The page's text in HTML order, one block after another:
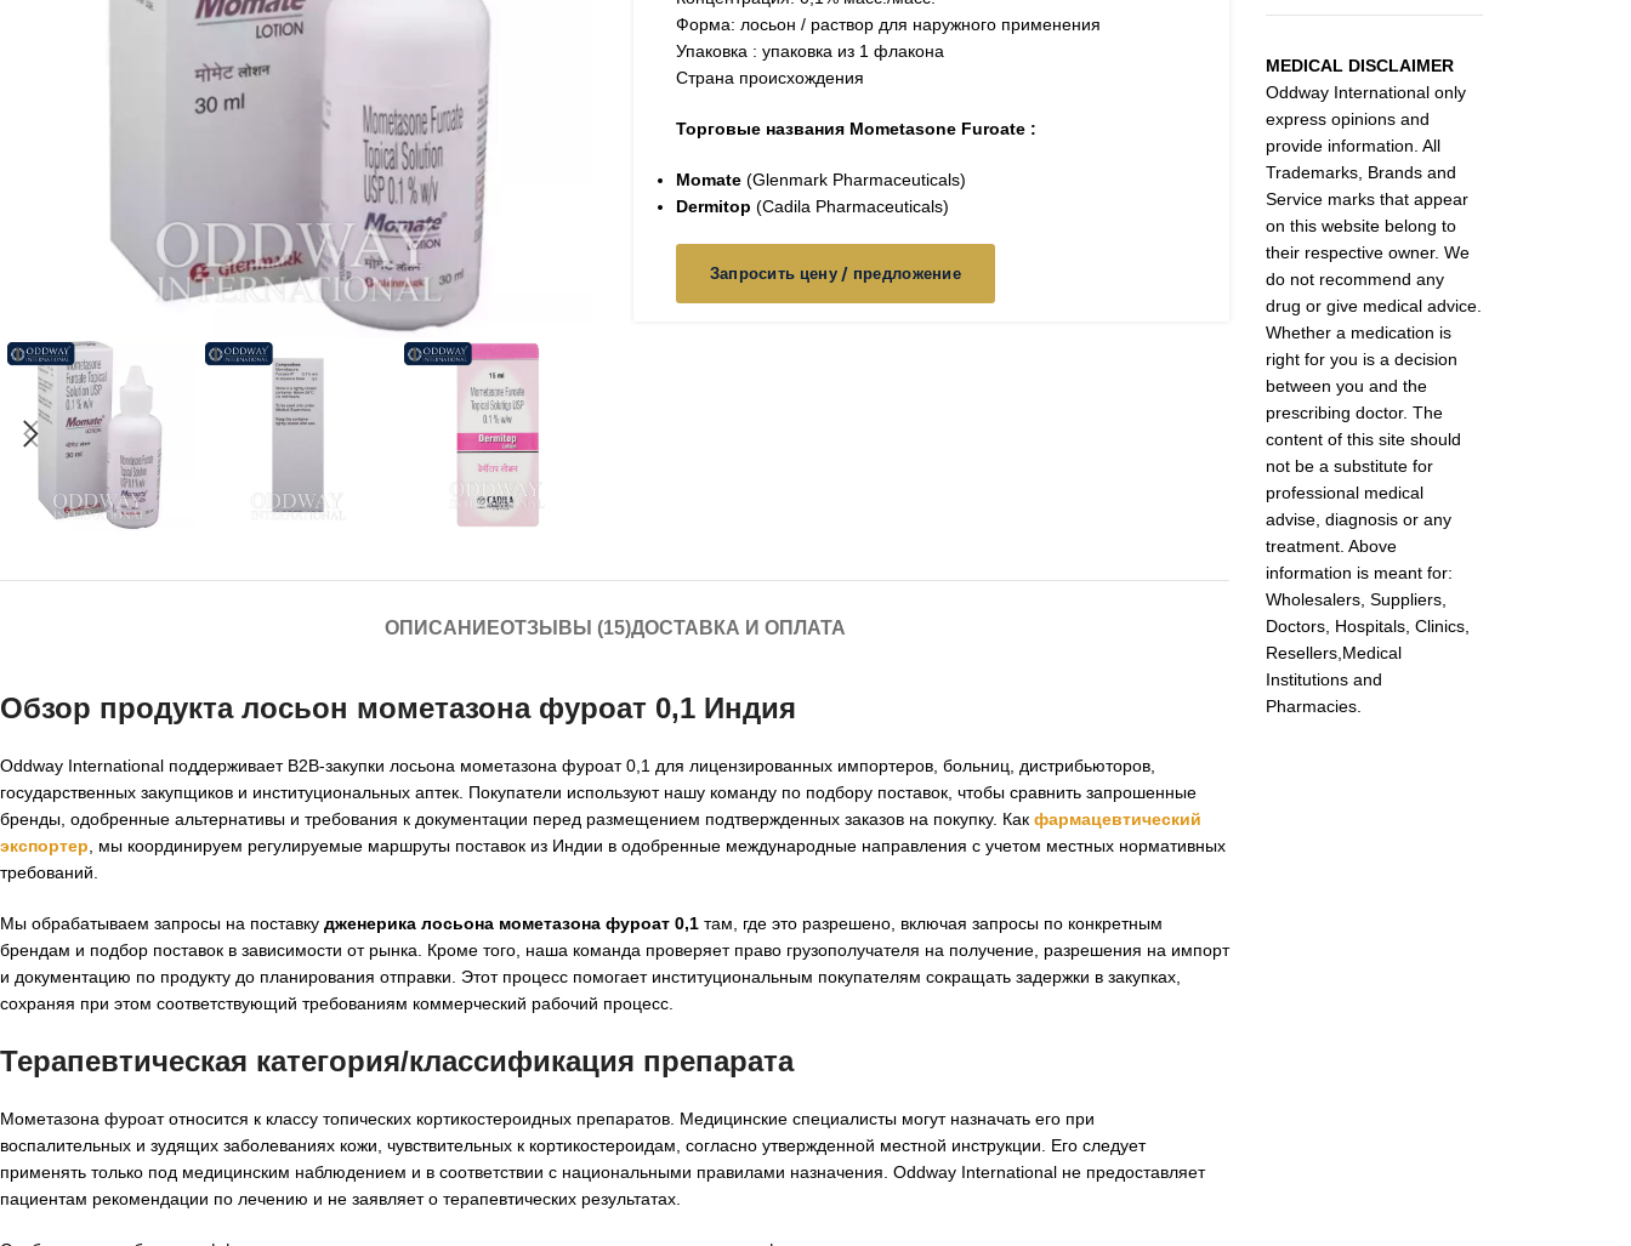
Форма: лосьон / раствор для наружного применения
Упаковка : упаковка из 1 флакона
Страна происхождения
Торговые названия Mometasone Furoate :
Momate(Glenmark Pharmaceuticals)
Dermitop (Cadila Pharmaceuticals)
Запросить цену / предложение
ОПИСАНИЕОТЗЫВЫ (15)ДОСТАВКА И ОПЛАТА
Обзор продукта лосьон мометазона фуроат 0,1 Индия
Oddway International поддерживает B2B-закупки лосьона мометазона фуроат 0,1 для лицензированных импортеров, больниц, дистрибьюторов,
государственных закупщиков и институциональных аптек. Покупатели используют нашу команду по подбору поставок, чтобы сравнить запрошенные
бренды, одобренные альтернативы и требования к документации перед размещением подтвержденных заказов на покупку. Как фармацевтический
экспортер , мы координируем регулируемые маршруты поставок из Индии в одобренные международные направления с учетом местных нормативных
требований.
Мы обрабатываем запросы на поставку дженерика лосьона мометазона фуроат 0,1 там, где это разрешено, включая запросы по конкретным
брендам и подбор поставок в зависимости от рынка. Кроме того, наша команда проверяет право грузополучателя на получение, разрешения на импорт
и документацию по продукту до планирования отправки. Этот процесс помогает институциональным покупателям сокращать задержки в закупках,
сохраняя при этом соответствующий требованиям коммерческий рабочий процесс.
Терапевтическая категория/классификация препарата
Мометазона фуроат относится к классу топических кортикостероидных препаратов. Медицинские специалисты могут назначать его при
воспалительных и зудящих заболеваниях кожи, чувствительных к кортикостероидам, согласно утвержденной местной инструкции. Его следует
применять только под медицинским наблюдением и в соответствии с национальными правилами назначения. Oddway International не предоставляет
пациентам рекомендации по лечению и не заявляет о терапевтических результатах.
MEDICAL DISCLAIMER
Oddway International only
express opinions and
provide information. All
Trademarks, Brands and
Service marks that appear
on this website belong to
their respective owner. We
do not recommend any
drug or give medical advice.
Whether a medication is
right for you is a decision
between you and the
prescribing doctor. The
content of this site should
not be a substitute for
professional medical
advise, diagnosis or any
treatment. Above
information is meant for:
Wholesalers, Suppliers,
Doctors, Hospitals, Clinics,
Resellers,Medical
Institutions and
Pharmacies.